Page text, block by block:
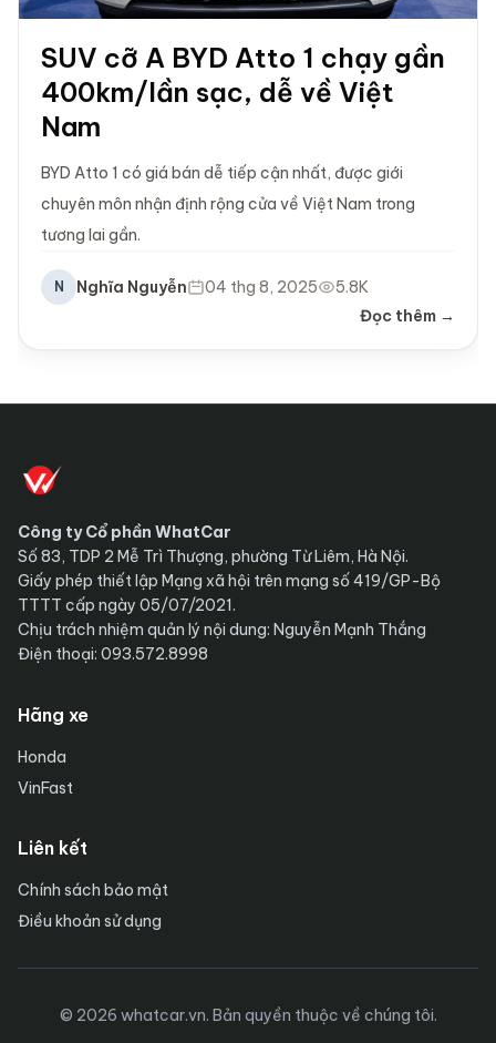
SUV cỡ A BYD Atto 1 chạy gần
400km/lần sạc, dễ về Việt
Nam
BYD Atto 1 có giá bán dễ tiếp cận nhất, được giới
chuyên môn nhận định rộng cửa về Việt Nam trong
tương lai gần.
N Nghĩa Nguyễn 04 thg 8, 2025
5.8K
Đọc thêm →
Công ty Cổ phần WhatCar
Số 83, TDP 2 Mễ Trì Thượng, phường Từ Liêm, Hà Nội.
Giấy phép thiết lập Mạng xã hội trên mạng số 419/GP-Bộ
TTTT cấp ngày 05/07/2021.
Chịu trách nhiệm quản lý nội dung: Nguyễn Mạnh Thắng
Điện thoại: 093.572.8998
Hãng xe
Honda
VinFast
Liên kết
Chính sách bảo mật
Điều khoản sử dụng
© 2026 whatcar.vn. Bản quyền thuộc về chúng tôi.